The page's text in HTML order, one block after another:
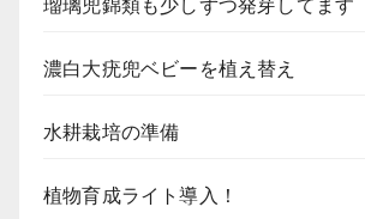
瑠璃兜錦類も少しずつ発芽してます
濃白大疣兜ベビーを植え替え
水耕栽培の準備
植物育成ライト導入！